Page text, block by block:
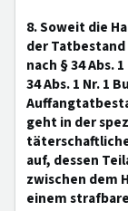
8. Soweit die
der
nach § 34 Abs.
34 Abs. 1 Nr. 1
geht in der
auf, dessen
zwischen dem
einem